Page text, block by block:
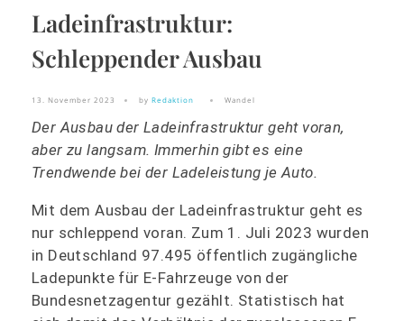
Puls Magazin
Zukunft der Mobilität
Ladeinfrastruktur:
Schleppender Ausbau
13. November 2023 by Redaktion Wandel
Der Ausbau der Ladeinfrastruktur geht voran,
aber zu langsam. Immerhin gibt es eine
Trendwende bei der Ladeleistung je Auto.
Mit dem Ausbau der Ladeinfrastruktur geht es
nur schleppend voran. Zum 1. Juli 2023 wurden
in Deutschland 97.495 öffentlich zugängliche
Ladepunkte für E-Fahrzeuge von der
Bundesnetzagentur gezählt. Statistisch hat